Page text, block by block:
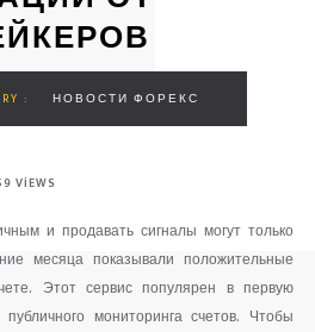
: НОВОСТИ ФОРЕКС
VIEWS
и продавать сигналы могут только
месяца показывали положительные
Этот сервис популярен в первую
мониторинга счетов. Чтобы